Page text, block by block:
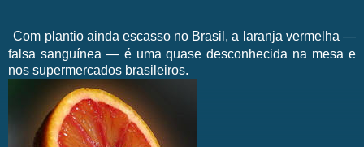
Com plantio ainda escasso no Brasil, a laranja vermelha —
falsa sanguínea — é uma quase desconhecida na mesa e
nos supermercados brasileiros.